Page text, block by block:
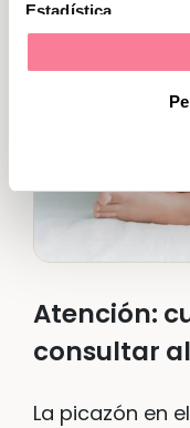
Estadística
Atención:
consultar
La picazón en